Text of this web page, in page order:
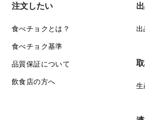
注文したい
食べチョクとは？
食べチョク基準
品質保証について
飲食店の方へ
出
生